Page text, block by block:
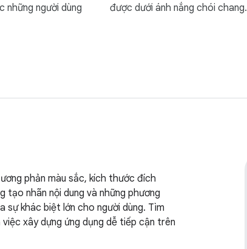
người dùng
được dưới ánh nắng chói chang.
phản màu sắc, kích thước đích
tạo nhãn nội dung và những phương
sự khác biệt lớn cho người dùng. Tìm
việc xây dựng ứng dụng dễ tiếp cận trên